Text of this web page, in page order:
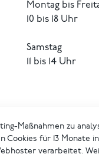
Montag bis
10 bis 18 Uhr
Samstag
11 bis 14 Uhr
Maßnahmen zu
Cookies für 13 Monate
verarbeitet.